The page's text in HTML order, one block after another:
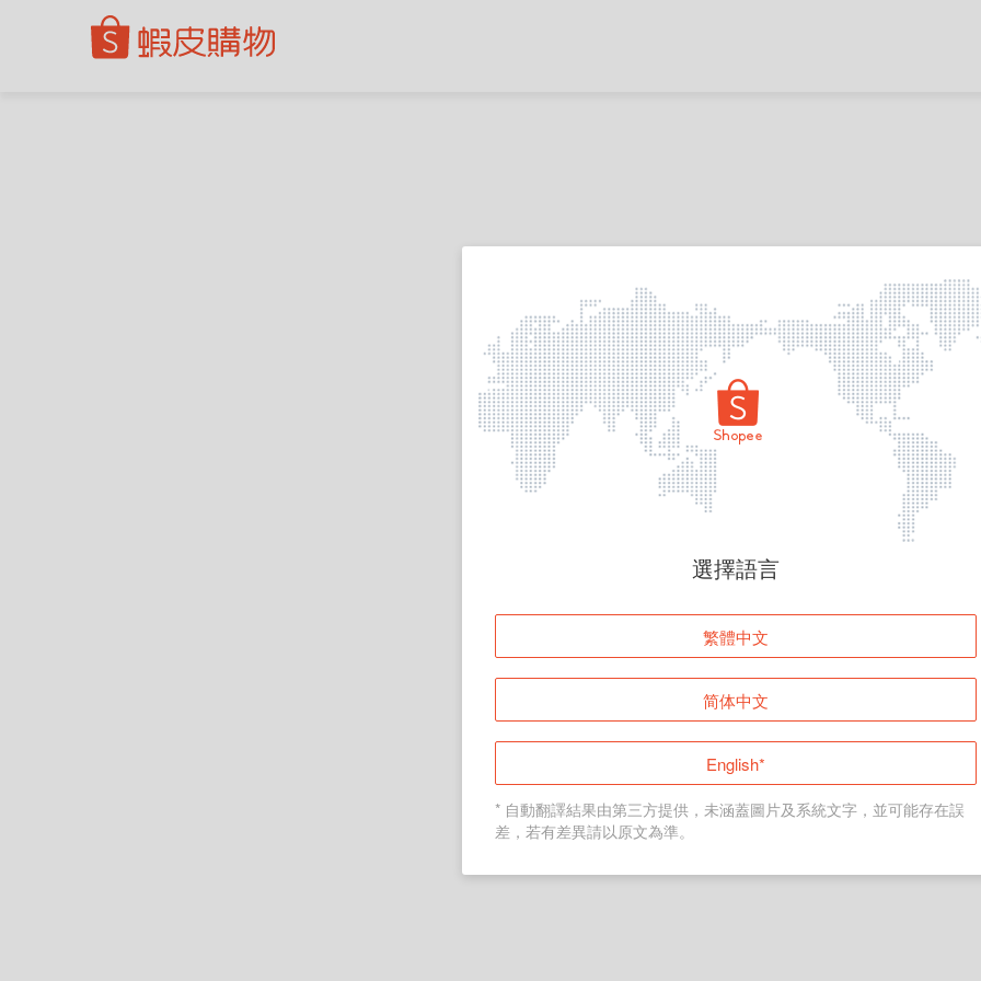
頁面無法顯示
登入
返回首頁
選擇語言
繁體中文
简体中文
English*
* 自動翻譯結果由第三方提供，未涵蓋圖片及系統文字，並可能存在誤
差，若有差異請以原文為準。